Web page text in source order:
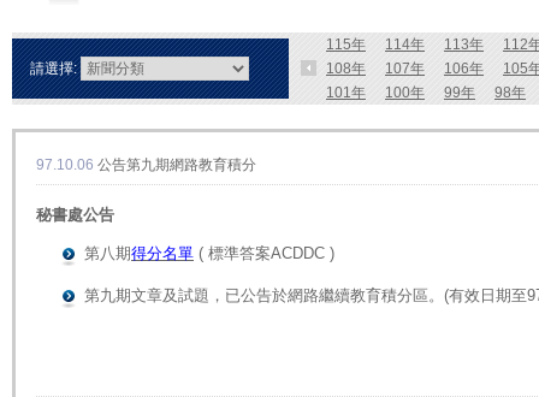
請選擇:
115年 114年 113年
112
108年
107年 106年
105
101年
100年 99年 98年
97.10.06 公告第九期網路教育積分
秘書處公告
第八期得分名單 ( 標準答案ACDDC )
第九期文章及試題，已公告於網路繼續教育積分區。 (有效日期至